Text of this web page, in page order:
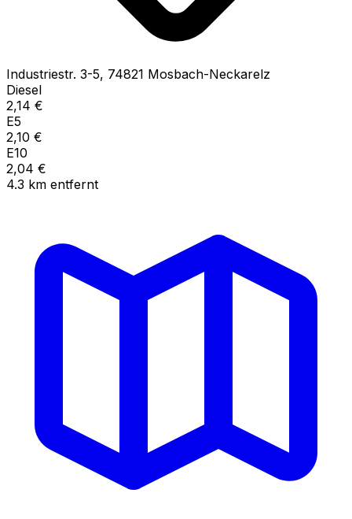
Industriestr. 3-5, 74821 Mosbach-Neckarelz
Diesel
2,14 €
E5
2,10 €
E10
2,04 €
4.3 km entfernt